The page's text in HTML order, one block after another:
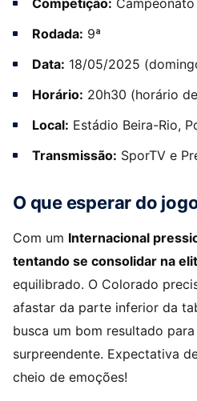
Rodada: 9ª
Data: 18/05/2025
Horário: 20h30 (horário
Local: Estádio Beira-Rio,
Transmissão: SporTV e
O que esperar do
Com um Internacional
tentando se consolidar na
equilibrado. O Colorado
afastar da parte inferior da
busca um bom resultado
surpreendente. Expectativa
cheio de emoções!